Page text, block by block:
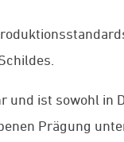
ist sowohl in
Prägung